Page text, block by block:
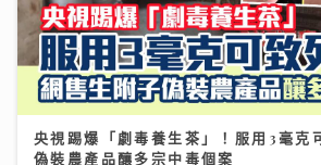
央視踢爆「劇毒養生茶」！服用3毫克
偽裝農產品釀多宗中毒個案
《勁爆樂勢力》｜洪助昇《一億歲後
首次作曲挑戰高音唱到頭暈缺氧